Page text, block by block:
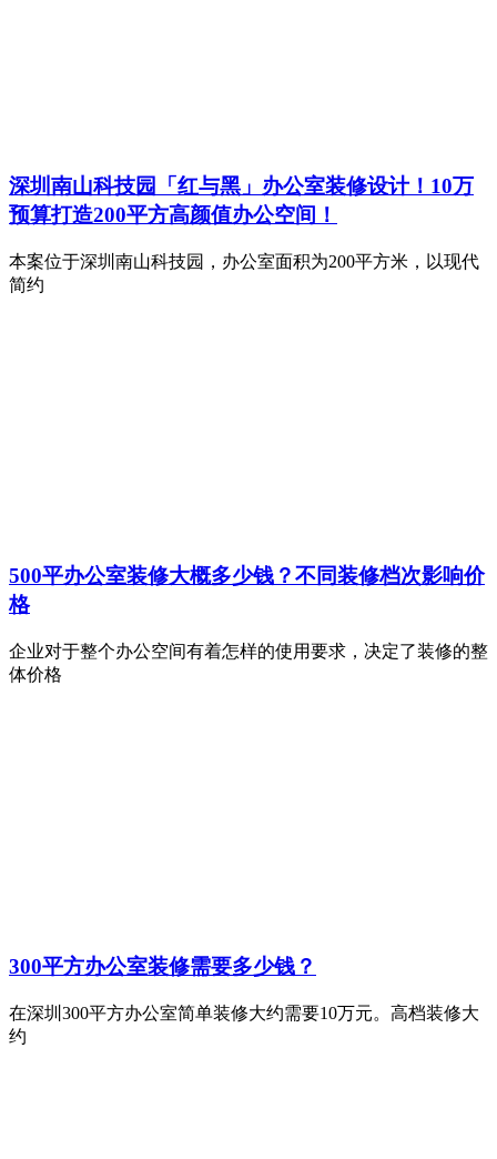
深圳南山科技园「红与黑」办公室装修设计！10万
预算打造200平方高颜值办公空间！
本案位于深圳南山科技园，办公室面积为200平方米，以现代
简约
500平办公室装修大概多少钱？不同装修档次影响价
格
企业对于整个办公空间有着怎样的使用要求，决定了装修的整
体价格
300平方办公室装修需要多少钱？
在深圳300平方办公室简单装修大约需要10万元。高档装修大
约